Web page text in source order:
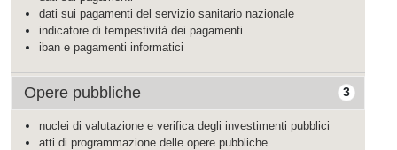
dati sui pagamenti del servizio sanitario nazionale
indicatore di tempestività dei pagamenti
iban e pagamenti informatici
3
Opere pubbliche
nuclei di valutazione e verifica degli investimenti pubblici
atti di programmazione delle opere pubbliche